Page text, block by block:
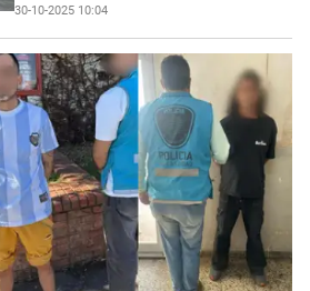
30-10-2025 10:04